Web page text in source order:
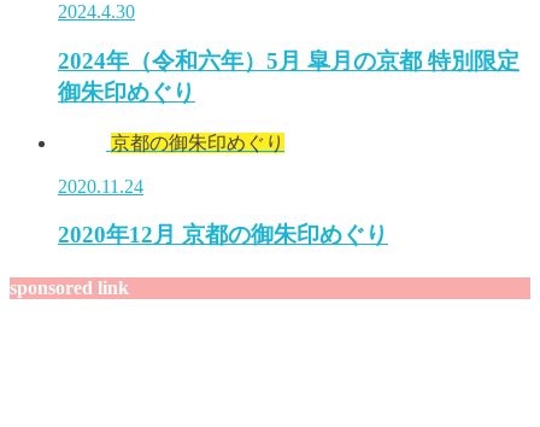
2024.4.30
2024年（令和六年）5月 皐月の京都 特別限定
御朱印めぐり
京都の御朱印めぐり
2020.11.24
2020年12月 京都の御朱印めぐり
sponsored link